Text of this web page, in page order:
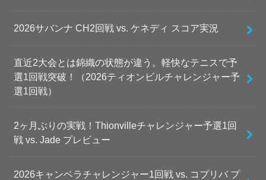
2026サバンナ CH2回戦 vs. ケネディ スコア実況
直近2大会とは錦織の状態が違う。軽快なテニスで予
選1回戦突破！（2026ティオンビルチャレンジャー予
選1回戦）
2ヶ月ぶりの実戦！Thionvilleチャレンジャー予選1回
戦 vs. Jade プレビュー
2026キャンベラチャレンジャー1回戦 vs. コプリバ プ